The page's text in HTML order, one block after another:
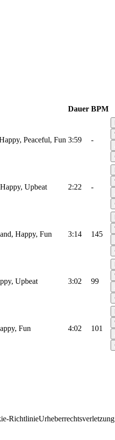
Dauer BPM
Peaceful, Fun 3:59 -
Upbeat 2:22 -
Happy, Fun 3:14 145
Upbeat 3:02 99
Fun 4:02 101
RichtlinieUrheberrechtsverletzung